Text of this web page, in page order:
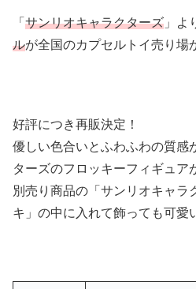
「 サンリオキャラクターズ 」よ
ルが全国のカプセルトイ売り場
好評につき再販決定！
優しい色合いとふわふわの質感
ターズのフロッキーフィギュア
別売り商品の「サンリオキャラ
キ」の中に入れて飾っても可愛